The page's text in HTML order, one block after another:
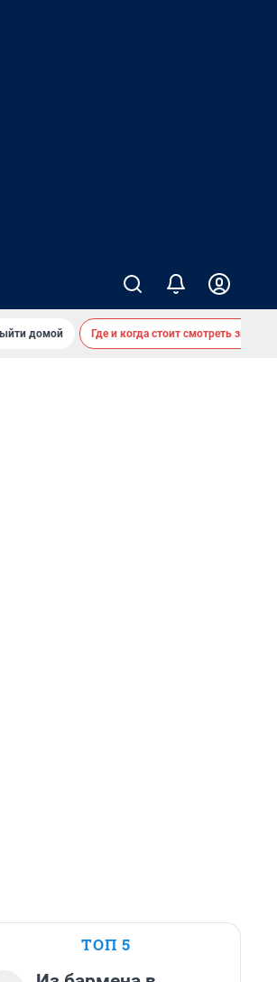
домой Где и когда стоит смотреть
ТОП 5